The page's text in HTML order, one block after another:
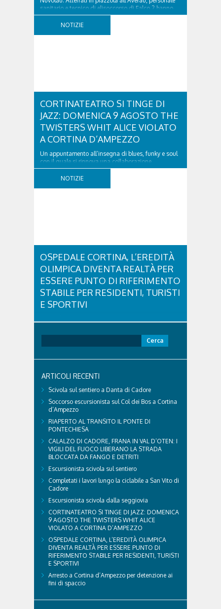
sanitario e tecnico di elisoccorso di Falco 2 hanno
raggiunto il 74enne di Teolo...
NOTIZIE
CORTINATEATRO SI TINGE DI
JAZZ: DOMENICA 9 AGOSTO THE
TWISTERS WHIT ALICE VIOLATO
A CORTINA D’AMPEZZO
Un appuntamento all’insegna di blues, funky e soul
con il quale si rinnova una collaborazione
collaudata, quella con il Dolomiti Blues&Soul
Festival. Domenica 9 agosto alle 18.00 in piazza
NOTIZIE
OSPEDALE CORTINA, L’EREDITÀ
OLIMPICA DIVENTA REALTÀ PER
ESSERE PUNTO DI RIFERIMENTO
STABILE PER RESIDENTI, TURISTI
E SPORTIVI
territorio dolomitico. Ospedale Cortina -
struttura parte di GVM Care & Research che durante i
delegazioni e pubblico, sta per entrare in una...
per:
ARTICOLI RECENTI
Scivola sul sentiero a Danta di Cadore
Soccorso escursionista sul Col dei Bos a Cortina
d’Ampezzo
RIAPERTO AL TRANSITO IL PONTE DI
PONTECHIESA
CALALZO DI CADORE, FRANA IN VAL D’OTEN: I
VIGILI DEL FUOCO LIBERANO LA STRADA
BLOCCATA DA FANGO E DETRITI
Escursionista scivola sul sentiero
Completati i lavori lungo la ciclabile a San Vito di
Cadore
Escursionista scivola dalla seggiovia
CORTINATEATRO SI TINGE DI JAZZ: DOMENICA
9 AGOSTO THE TWISTERS WHIT ALICE
VIOLATO A CORTINA D’AMPEZZO
OSPEDALE CORTINA, L’EREDITÀ OLIMPICA
DIVENTA REALTÀ PER ESSERE PUNTO DI
RIFERIMENTO STABILE PER RESIDENTI, TURISTI
E SPORTIVI
Arresto a Cortina d’Ampezzo per detenzione ai
fini di spaccio